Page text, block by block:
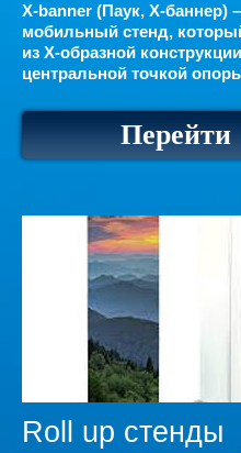
X-banner (Паук, Х-баннер)
мобильный стенд,
из Х-образной
центральной точкой
Перейти
Roll up стенды